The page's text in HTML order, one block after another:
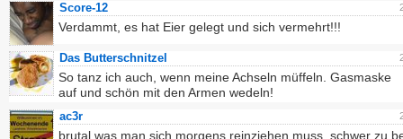
Score-12
Verdammt, es hat Eier gelegt und sich vermehrt!!!
Das Butterschnitzel
So tanz ich auch, wenn meine Achseln müffeln. Gasmaske
auf und schön mit den Armen wedeln!
ac3r
brutal was man sich morgens reinziehen muss. schwer zu